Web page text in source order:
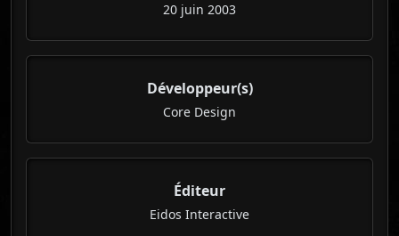
20 juin 2003
Développeur(s)
Core Design
Éditeur
Eidos Interactive